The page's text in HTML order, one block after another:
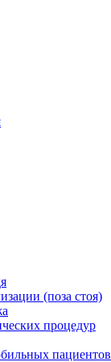
(поза стоя)
процедур
пациентов